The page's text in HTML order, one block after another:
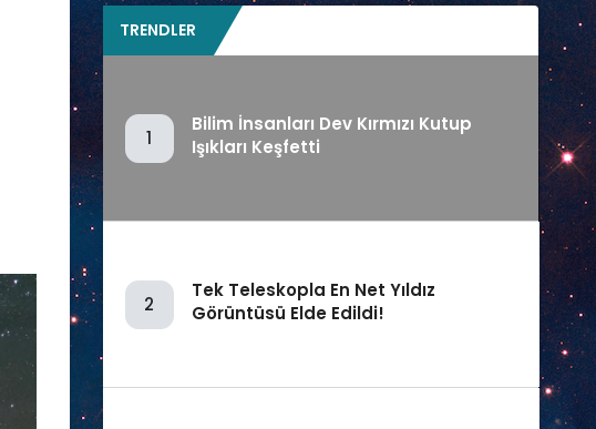
TRENDLER
1
Bilim İnsanları Dev Kırmızı Kutup
Işıkları Keşfetti
2
Tek Teleskopla En Net Yıldız
Görüntüsü Elde Edildi!